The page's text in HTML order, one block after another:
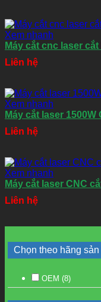
Xem nhanh
Máy cắt cnc laser
Liên hệ
Xem nhanh
Máy cắt laser
Liên hệ
Xem nhanh
Máy cắt laser CNC
Liên hệ
Chọn theo hãng sản
OEM (8)